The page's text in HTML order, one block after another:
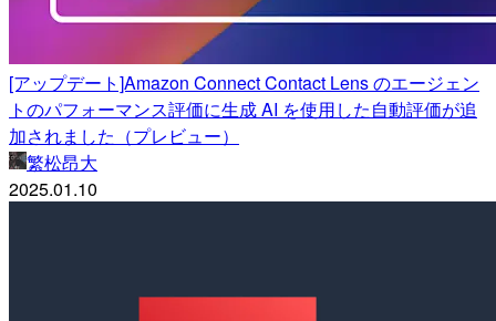
[アップデート]Amazon Connect Contact Lens のエージェン
トのパフォーマンス評価に生成 AI を使用した自動評価が追
加されました（プレビュー）
繁松昂大
2025.01.10